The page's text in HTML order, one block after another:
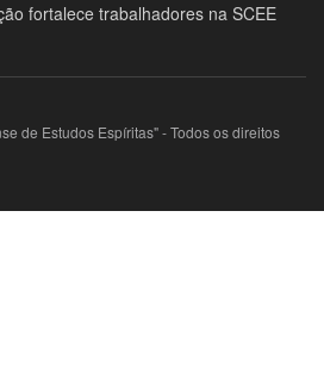
fortalece trabalhadores na SCEE
de Estudos Espíritas" - Todos os direitos